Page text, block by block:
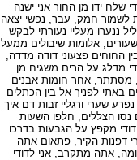
ידו מן החור אני ישנה
לשמור חמק, עבר, נפשי יצאה
ננערו מעליי נעורתי לבקש
אלומות שיבולים ממעל
החוחים פצעוני דודה מדדה,
מדלג על הרים משגיח מן
מסתתר, אחר חומות אבנים
באתי לפניך אל בין הכתלים
שערי ורגליי זבות דם איך
הצללים, חלפו השעות
מקפץ על הגבעות בדרכו
דפנות הקיר, פתאום אתה
אתה מתקרב, אני לדודי